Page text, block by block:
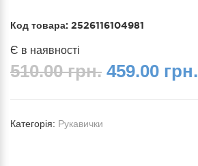
Код товара: 2526116104981
Є в наявності
510.00 грн. 459.00 грн.
Категорія: Рукавички